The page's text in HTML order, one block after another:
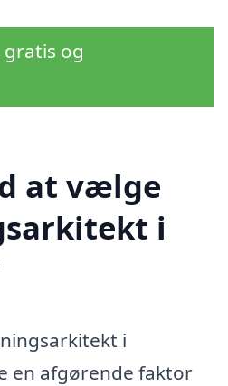
og
at vælge
i
i
en afgørende faktor